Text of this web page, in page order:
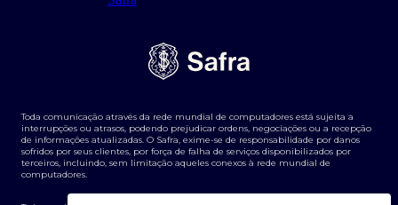
Tarifas e serviços Pessoa Física
Transparência de remuneração
Termos e Condições para Portabilidade de Investimento
Toda comunicação através da rede mundial de computadores está sujeita a
interrupções ou atrasos, podendo prejudicar ordens, negociações ou a recepção
de informações atualizadas. O Safra, exime-se de responsabilidade por danos
sofridos por seus clientes, por força de falha de serviços disponibilizados por
terceiros, incluindo, sem limitação aqueles conexos à rede mundial de
computadores.